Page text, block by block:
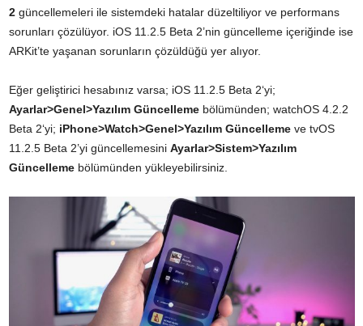
2 güncellemeleri ile sistemdeki hatalar düzeltiliyor ve performans
sorunları çözülüyor. iOS 11.2.5 Beta 2’nin güncelleme içeriğinde ise
ARKit’te yaşanan sorunların çözüldüğü yer alıyor.
Eğer geliştirici hesabınız varsa; iOS 11.2.5 Beta 2‘yi;
Ayarlar>Genel>Yazılım Güncelleme bölümünden; watchOS 4.2.2
Beta 2‘yi; iPhone>Watch>Genel>Yazılım Güncelleme ve tvOS
11.2.5 Beta 2’yi güncellemesini Ayarlar>Sistem>Yazılım
Güncelleme bölümünden yükleyebilirsiniz.